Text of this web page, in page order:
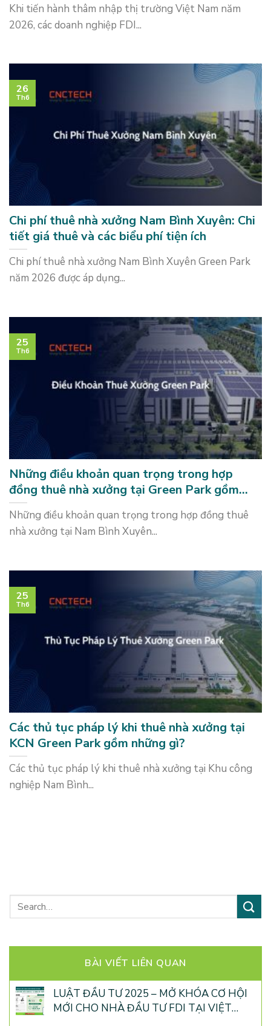
Khi tiến hành thâm nhập thị trường Việt Nam năm
2026, các doanh nghiệp FDI...
Chi phí thuê nhà xưởng Nam Bình Xuyên: Chi
tiết giá thuê và các biểu phí tiện ích
Chi phí thuê nhà xưởng Nam Bình Xuyên Green Park
năm 2026 được áp dụng...
26
Th6
Những điều khoản quan trọng trong hợp
đồng thuê nhà xưởng tại Green Park gồm
những gì?
Những điều khoản quan trọng trong hợp đồng thuê
nhà xưởng tại Nam Bình Xuyên...
25
Th6
Các thủ tục pháp lý khi thuê nhà xưởng tại
KCN Green Park gồm những gì?
Các thủ tục pháp lý khi thuê nhà xưởng tại Khu công
nghiệp Nam Bình...
25
Th6
BÀI VIẾT LIÊN QUAN
LUẬT ĐẦU TƯ 2025 – MỞ KHÓA CƠ HỘI
MỚI CHO NHÀ ĐẦU TƯ FDI TẠI VIỆT